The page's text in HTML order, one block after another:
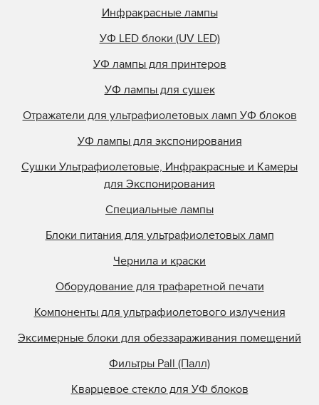
Инфракрасные лампы
УФ LED блоки (UV LED)
УФ лампы для принтеров
УФ лампы для сушек
Отражатели для ультрафиолетовых ламп УФ блоков
УФ лампы для экспонирования
Сушки Ультрафиолетовые, Инфракрасные и Камеры
для Экспонирования
Специальные лампы
Блоки питания для ультрафиолетовых ламп
Чернила и краски
Оборудование для трафаретной печати
Компоненты для ультрафиолетового излучения
Эксимерные блоки для обеззараживания помещений
Фильтры Pall (Палл)
Кварцевое стекло для УФ блоков